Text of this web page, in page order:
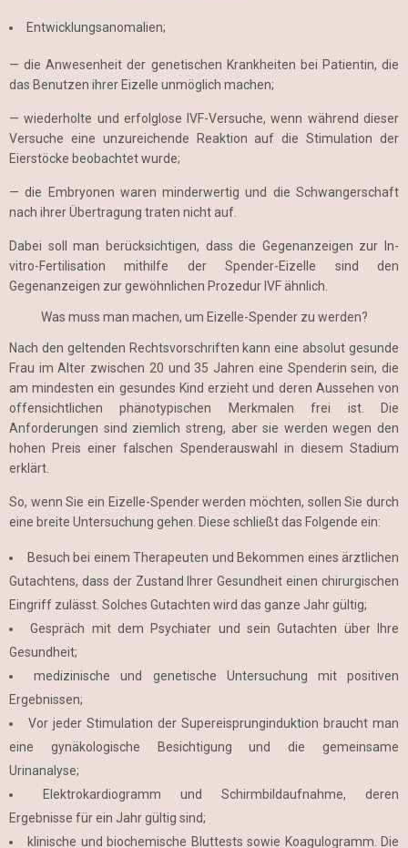
Entwicklungsanomalien;
— die Anwesenheit der genetischen Krankheiten bei Patientin, die
das Benutzen ihrer Eizelle unmöglich machen;
— wiederholte und erfolglose IVF-Versuche, wenn während dieser
Versuche eine unzureichende Reaktion auf die Stimulation der
Eierstöcke beobachtet wurde;
— die Embryonen waren minderwertig und die Schwangerschaft
nach ihrer Übertragung traten nicht auf.
Dabei soll man berücksichtigen, dass die Gegenanzeigen zur In-
vitro-Fertilisation mithilfe der Spender-Eizelle sind den
Gegenanzeigen zur gewöhnlichen Prozedur IVF ähnlich.
Was muss man machen, um Eizelle-Spender zu werden?
Nach den geltenden Rechtsvorschriften kann eine absolut gesunde
Frau im Alter zwischen 20 und 35 Jahren eine Spenderin sein, die
am mindesten ein gesundes Kind erzieht und deren Aussehen von
offensichtlichen phänotypischen Merkmalen frei ist. Die
Anforderungen sind ziemlich streng, aber sie werden wegen den
hohen Preis einer falschen Spenderauswahl in diesem Stadium
erklärt.
So, wenn Sie ein Eizelle-Spender werden möchten, sollen Sie durch
eine breite Untersuchung gehen. Diese schließt das Folgende ein:
Besuch bei einem Therapeuten und Bekommen eines ärztlichen
Gutachtens, dass der Zustand Ihrer Gesundheit einen chirurgischen
Eingriff zulässt. Solches Gutachten wird das ganze Jahr gültig;
Gespräch mit dem Psychiater und sein Gutachten über Ihre
Gesundheit;
medizinische und genetische Untersuchung mit positiven
Ergebnissen;
Vor jeder Stimulation der Supereisprunginduktion braucht man
eine gynäkologische Besichtigung und die gemeinsame
Urinanalyse;
Elektrokardiogramm und Schirmbildaufnahme, deren
Ergebnisse für ein Jahr gültig sind;
klinische und biochemische Bluttests sowie Koagulogramm. Die